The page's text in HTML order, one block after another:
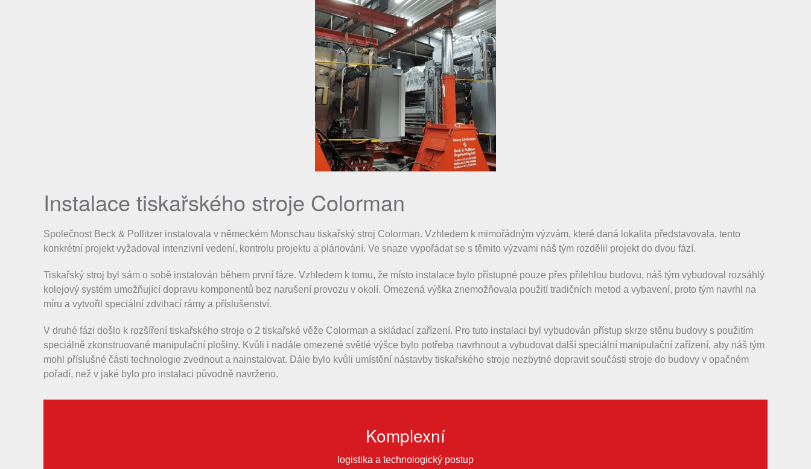
Instalace tiskařského stroje Colorman
Společnost Beck & Pollitzer instalovala v německém Monschau tiskařský stroj Colorman. Vzhledem k mimořádným výzvám, které daná lokalita představovala, tento
konkrétní projekt vyžadoval intenzivní vedení, kontrolu projektu a plánování. Ve snaze vypořádat se s těmito výzvami náš tým rozdělil projekt do dvou fází.
Tiskařský stroj byl sám o sobě instalován během první fáze. Vzhledem k tomu, že místo instalace bylo přístupné pouze přes přilehlou budovu, náš tým vybudoval rozsáhlý
kolejový systém umožňující dopravu komponentů bez narušení provozu v okolí. Omezená výška znemožňovala použití tradičních metod a vybavení, proto tým navrhl na
míru a vytvořil speciální zdvihací rámy a příslušenství.
V druhé fázi došlo k rozšíření tiskařského stroje o 2 tiskařské věže Colorman a skládací zařízení. Pro tuto instalaci byl vybudován přístup skrze stěnu budovy s použitím
speciálně zkonstruované manipulační plošiny. Kvůli i nadále omezené světlé výšce bylo potřeba navrhnout a vybudovat další speciální manipulační zařízení, aby náš tým
mohl příslušné části technologie zvednout a nainstalovat. Dále bylo kvůli umístění nástavby tiskařského stroje nezbytné dopravit součásti stroje do budovy v opačném
pořadí, než v jaké bylo pro instalaci původně navrženo.
Komplexní
logistika a technologický postup